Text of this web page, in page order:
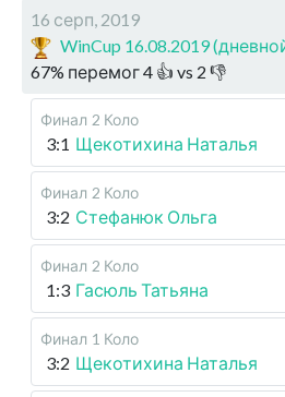
16 серп, 2019
WinCup 16.08.2019
67% перемог4 👍 vs 2 👎
Финал 2 Коло
3:1 Щекотихина Наталья
Финал 2 Коло
3:2 Стефанюк Ольга
Финал 2 Коло
1:3 Гасюль Татьяна
Финал 1 Коло
3:2 Щекотихина Наталья